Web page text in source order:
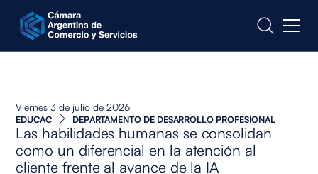
CONTACTO
Viernes 3 de julio de 2026
EDUCAC DEPARTAMENTO DE DESARROLLO PROFESIONAL
Las habilidades humanas se consolidan
como un diferencial en la atención al
cliente frente al avance de la IA